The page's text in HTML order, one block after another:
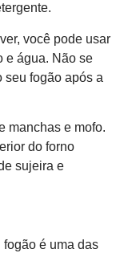
você pode usar
e água. Não se
seu fogão após a
manchas e mofo.
do forno
sujeira e
fogão é uma das